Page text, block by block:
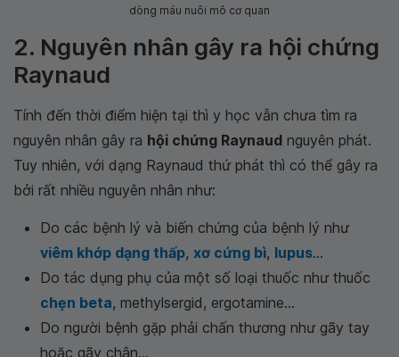
dòng máu nuôi mô cơ quan
2. Nguyên nhân gây ra hội chứng
Raynaud
Tính đến thời điểm hiện tại thì y học vẫn chưa tìm ra
nguyên nhân gây ra hội chứng Raynaud nguyên phát.
Tuy nhiên, với dạng Raynaud thứ phát thì có thể gây ra
bởi rất nhiều nguyên nhân như:
Do các bệnh lý và biến chứng của bệnh lý như
viêm khớp dạng thấp, xơ cứng bì, lupus...
Do tác dụng phụ của một số loại thuốc như thuốc
chẹn beta, methylsergid, ergotamine...
Do người bệnh gặp phải chấn thương như gãy tay
hoặc gãy chân...